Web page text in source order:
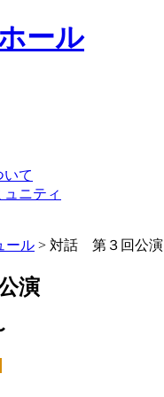
ール > 対話 第３回公演
演